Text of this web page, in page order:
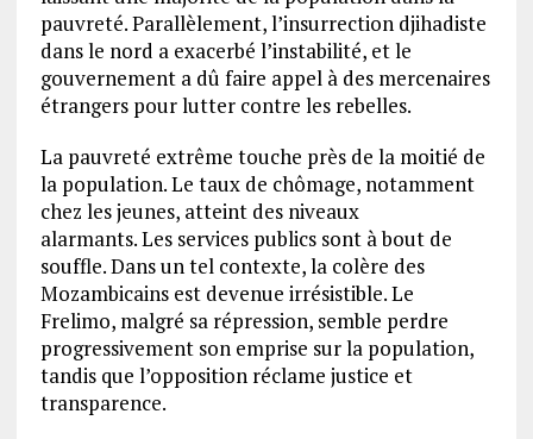
pauvreté. Parallèlement, l’insurrection djihadiste
dans le nord a exacerbé l’instabilité, et le
gouvernement a dû faire appel à des mercenaires
étrangers pour lutter contre les rebelles.
La pauvreté extrême touche près de la moitié de
la population. Le taux de chômage, notamment
chez les jeunes, atteint des niveaux
alarmants. Les services publics sont à bout de
souffle. Dans un tel contexte, la colère des
Mozambicains est devenue irrésistible. Le
Frelimo, malgré sa répression, semble perdre
progressivement son emprise sur la population,
tandis que l’opposition réclame justice et
transparence.